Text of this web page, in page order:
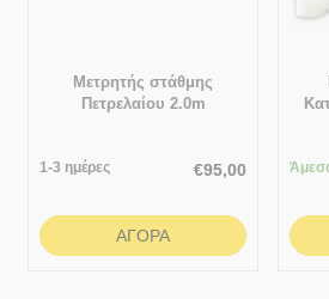
Μετρητής στάθμης
Πετρελαίου 2.0m
1-3 ημέρες €95,00
ΑΓΟΡΆ